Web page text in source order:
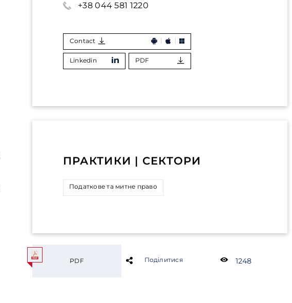
+38 044 581 1220
Contact
Linkedin PDF
ПРАКТИКИ | СЕКТОРИ
Податкове та митне право
PDF Поділитися 1248